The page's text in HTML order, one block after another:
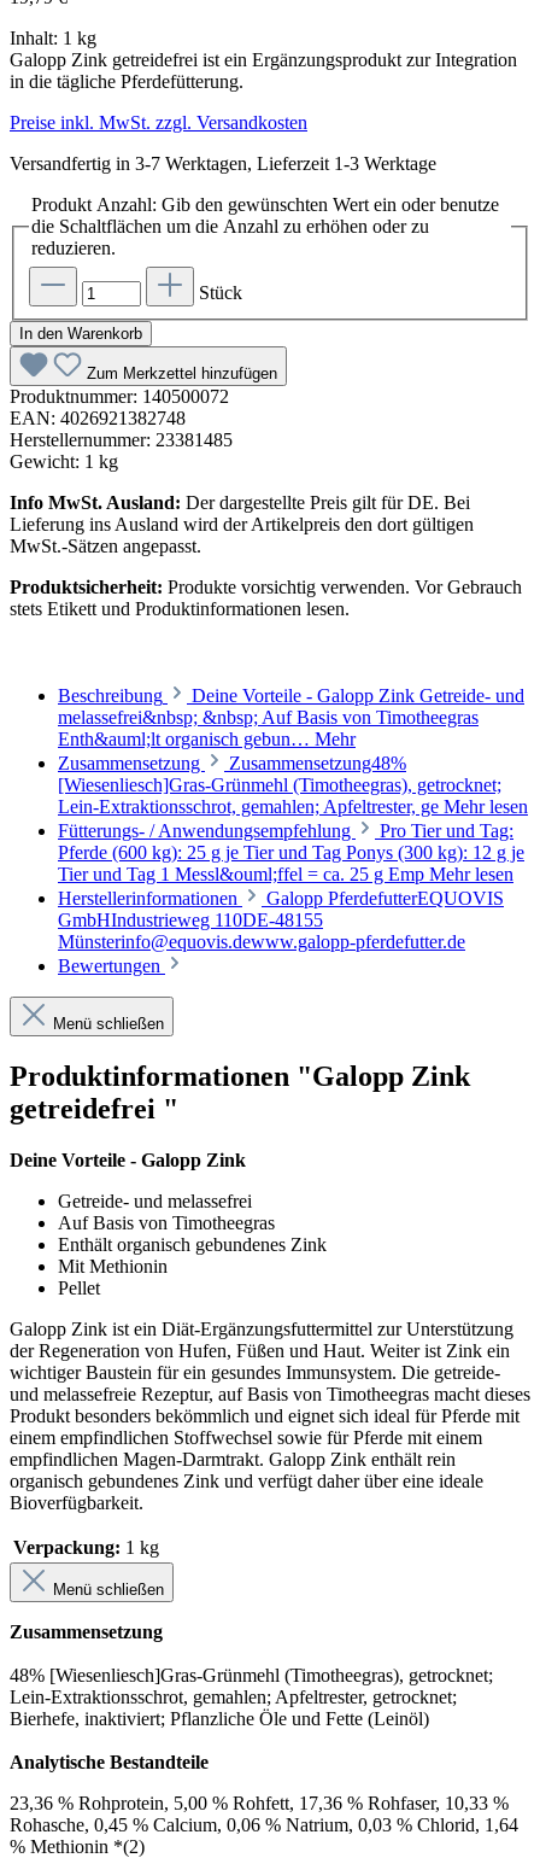
Inhalt: 1 kg
Galopp Zink getreidefrei ist ein Ergänzungsprodukt zur Integration
in die tägliche Pferdefütterung.
Preise inkl. MwSt. zzgl. Versandkosten
Versandfertig in 3-7 Werktagen, Lieferzeit 1-3 Werktage
Produkt Anzahl: Gib den gewünschten Wert ein oder benutze
die Schaltflächen um die Anzahl zu erhöhen oder zu
reduzieren.
Stück
In den Warenkorb
Zum Merkzettel hinzufügen
Produktnummer: 140500072
EAN: 4026921382748
Herstellernummer: 23381485
Gewicht: 1 kg
Info MwSt. Ausland: Der dargestellte Preis gilt für DE. Bei
Lieferung ins Ausland wird der Artikelpreis den dort gültigen
MwSt.-Sätzen angepasst.
Produktsicherheit: Produkte vorsichtig verwenden. Vor Gebrauch
stets Etikett und Produktinformationen lesen.
Beschreibung
Deine Vorteile - Galopp Zink Getreide- und
melassefrei&nbsp; &nbsp; Auf Basis von Timotheegras
Enth&auml;lt organisch gebun… Mehr
Zusammensetzung
Zusammensetzung48%
[Wiesenliesch]Gras-Grünmehl (Timotheegras), getrocknet;
Lein-Extraktionsschrot, gemahlen; Apfeltrester, ge Mehr lesen
Fütterungs- / Anwendungsempfehlung
Pro Tier und Tag:
Pferde (600 kg): 25 g je Tier und Tag Ponys (300 kg): 12 g je
Tier und Tag 1 Messl&ouml;ffel = ca. 25 g Emp Mehr lesen
Herstellerinformationen
Galopp PferdefutterEQUOVIS
GmbHIndustrieweg 110DE-48155
Münsterinfo@equovis.dewww.galopp-pferdefutter.de
Bewertungen
Menü schließen
Produktinformationen "Galopp Zink
getreidefrei "
Deine Vorteile - Galopp Zink
Getreide- und melassefrei
Auf Basis von Timotheegras
Enthält organisch gebundenes Zink
Mit Methionin
Pellet
Galopp Zink ist ein Diät-Ergänzungsfuttermittel zur Unterstützung
der Regeneration von Hufen, Füßen und Haut. Weiter ist Zink ein
wichtiger Baustein für ein gesundes Immunsystem. Die getreide-
und melassefreie Rezeptur, auf Basis von Timotheegras macht dieses
Produkt besonders bekömmlich und eignet sich ideal für Pferde mit
einem empfindlichen Stoffwechsel sowie für Pferde mit einem
empfindlichen Magen-Darmtrakt. Galopp Zink enthält rein
organisch gebundenes Zink und verfügt daher über eine ideale
Bioverfügbarkeit.
Verpackung: 1 kg
Menü schließen
Zusammensetzung
48% [Wiesenliesch]Gras-Grünmehl (Timotheegras), getrocknet;
Lein-Extraktionsschrot, gemahlen; Apfeltrester, getrocknet;
Bierhefe, inaktiviert; Pflanzliche Öle und Fette (Leinöl)
Analytische Bestandteile
23,36 % Rohprotein, 5,00 % Rohfett, 17,36 % Rohfaser, 10,33 %
Rohasche, 0,45 % Calcium, 0,06 % Natrium, 0,03 % Chlorid, 1,64
% Methionin *(2)